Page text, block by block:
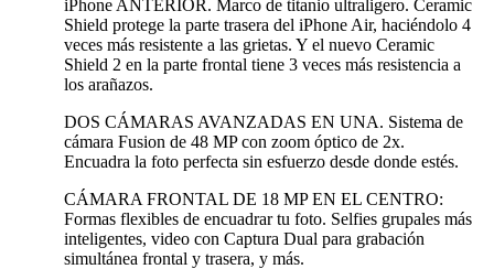
iPhone ANTERIOR. Marco de titanio ultraligero. Ceramic
Shield protege la parte trasera del iPhone Air, haciéndolo 4
veces más resistente a las grietas. Y el nuevo Ceramic
Shield 2 en la parte frontal tiene 3 veces más resistencia a
los arañazos.
DOS CÁMARAS AVANZADAS EN UNA. Sistema de
cámara Fusion de 48 MP con zoom óptico de 2x.
Encuadra la foto perfecta sin esfuerzo desde donde estés.
CÁMARA FRONTAL DE 18 MP EN EL CENTRO:
Formas flexibles de encuadrar tu foto. Selfies grupales más
inteligentes, video con Captura Dual para grabación
simultánea frontal y trasera, y más.